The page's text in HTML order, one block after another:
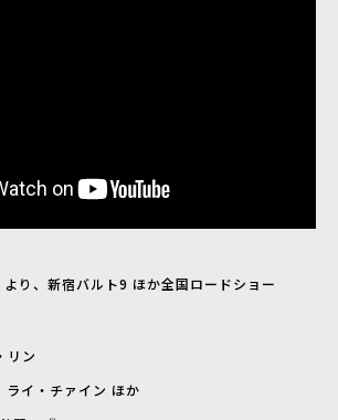
り、新宿バルト9 ほか全国ロードショー
リン
ライ・チァイン ほか